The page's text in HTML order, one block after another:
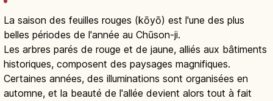
La saison des feuilles rouges (kōyō) est l'une des plus
belles périodes de l'année au Chūson-ji.
Les arbres parés de rouge et de jaune, alliés aux bâtiments
historiques, composent des paysages magnifiques.
Certaines années, des illuminations sont organisées en
automne, et la beauté de l'allée devient alors tout à fait